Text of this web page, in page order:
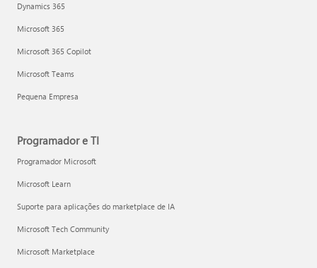
Dynamics 365
Microsoft 365
Microsoft 365 Copilot
Microsoft Teams
Pequena Empresa
Programador e TI
Programador Microsoft
Microsoft Learn
Suporte para aplicações do marketplace de IA
Microsoft Tech Community
Microsoft Marketplace